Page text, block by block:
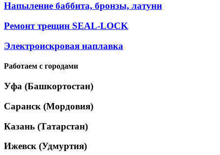
Напыление баббита, бронзы, латуни
Ремонт трещин SEAL-LOCK
Электроискровая наплавка
Работаем с городами
Уфа (Башкортостан)
Саранск (Мордовия)
Казань (Татарстан)
Ижевск (Удмуртия)